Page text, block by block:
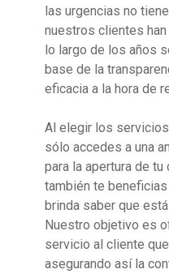
las urgencias no
nuestros clientes
lo largo de los años
base de la
eficacia a la hora de
Al elegir los
sólo accedes a una
para la apertura de tu
también te
brinda saber que
Nuestro objetivo es
servicio al cliente
asegurando así la